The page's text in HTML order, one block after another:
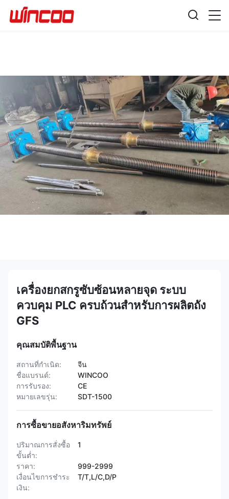
เครื่องยกสกรูซับซ้อนหลายจุด ระบบ
ควบคุม PLC ครบถ้วนสําหรับการผลิตถัง
GFS
คุณสมบัติพื้นฐาน
สถานที่กำเนิด:
จีน
ชื่อแบรนด์:
WINCOO
การรับรอง:
CE
หมายเลขรุ่น:
SDT-1500
การซื้อขายอสังหาริมทรัพย์
ปริมาณการสั่งซื้อ
ขั้นต่ำ:
1
ราคา:
999-2999
เงื่อนไขการชำระ
เงิน:
T/T,L/C,D/P